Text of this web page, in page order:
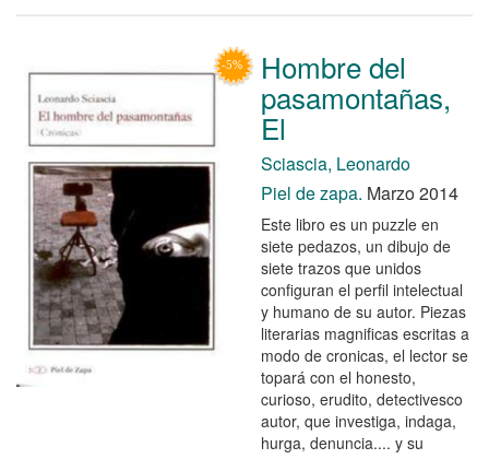
Hombre del
pasamontañas,
El
Sciascia, Leonardo
Piel de zapa. Marzo 2014
Este libro es un puzzle en
siete pedazos, un dibujo de
siete trazos que unidos
configuran el perfil intelectual
y humano de su autor. Piezas
literarias magnificas escritas a
modo de cronicas, el lector se
topará con el honesto,
curioso, erudito, detectivesco
autor, que investiga, indaga,
hurga, denuncia.... y su